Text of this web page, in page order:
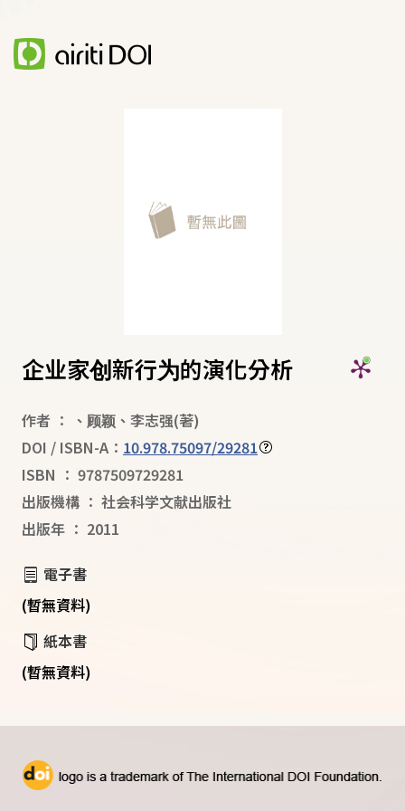
企业家创新行为的演化分析
作者 ： 、 顾颖 、 李志强(著)
DOI / ISBN-A： 10.978.75097/29281
ISBN ： 9787509729281
出版機構 ： 社会科学文献出版社
出版年 ： 2011
電子書
(暫無資料)
紙本書
(暫無資料)